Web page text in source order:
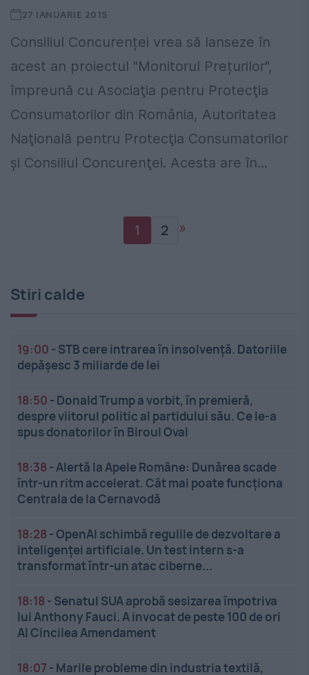
27 IANUARIE 2015
Consiliul Concurenței vrea să lanseze în
acest an proiectul "Monitorul Prețurilor",
împreună cu Asociaţia pentru Protecţia
Consumatorilor din România, Autoritatea
Naţională pentru Protecţia Consumatorilor
şi Consiliul Concurenţei. Acesta are în...
1 2 »
Stiri calde
19:00 - STB cere intrarea în insolvență. Datoriile
depășesc 3 miliarde de lei
18:50 - Donald Trump a vorbit, în premieră,
despre viitorul politic al partidului său. Ce le-a
spus donatorilor în Biroul Oval
18:38 -Alertă la Apele Române: Dunărea scade
într-un ritm accelerat. Cât mai poate funcționa
Centrala de la Cernavodă
18:28 -OpenAI schimbă regulile de dezvoltare a
inteligenței artificiale. Un test intern s-a
transformat într-un atac ciberne...
18:18 - Senatul SUA aprobă sesizarea împotriva
lui Anthony Fauci. A invocat de peste 100 de ori
Al Cincilea Amendament
18:07 - Marile probleme din industria textilă,